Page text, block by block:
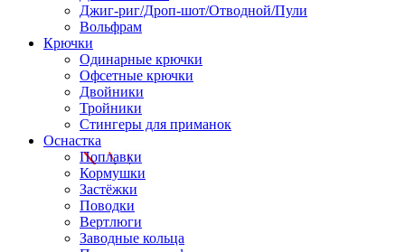
Джиг-риг/Дроп-шот/Отводной/Пули
Вольфрам
Крючки
Одинарные крючки
Офсетные крючки
Двойники
Тройники
Стингеры для приманок
Оснастка
Поплавки
Кормушки
Застёжки
Поводки
Вертлюги
Заводные кольца